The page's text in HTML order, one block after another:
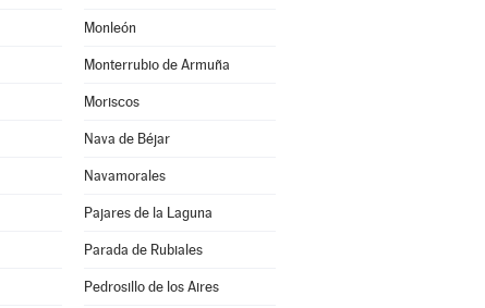
Monleón
Monterrubio de Armuña
Moriscos
Nava de Béjar
Navamorales
Pajares de la Laguna
Parada de Rubiales
Pedrosillo de los Aires